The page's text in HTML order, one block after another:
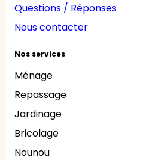
Questions / Réponses
Nous contacter
Nos services
Ménage
Repassage
Jardinage
Bricolage
Nounou